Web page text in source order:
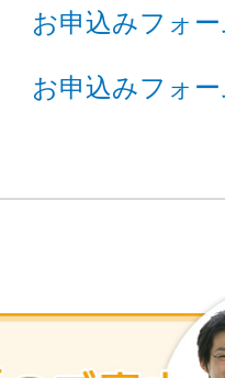
お申込みフォ
お申込みフォ